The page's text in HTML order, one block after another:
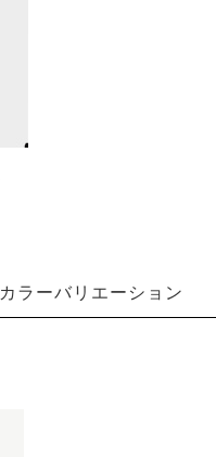
カラーバリエーション